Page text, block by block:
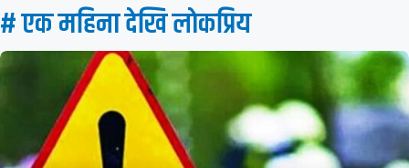
# एक महिना देखि लाेकप्रिय